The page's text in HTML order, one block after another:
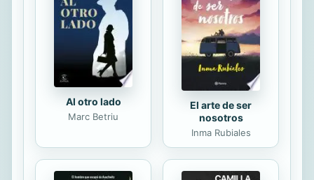
supuso para estos profesionales un
baño de realidad que les acercó al
ámbito más humano de las
emociones y que ya nunca...
Al otro lado
Marc Betriu
El arte de ser
nosotros
Inma Rubiales